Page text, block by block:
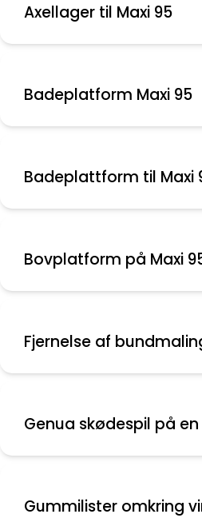
Axellager til Maxi 95
Badeplatform Maxi 95
Badeplattform til Maxi
Bovplatform på Maxi
Fjernelse af
Genua skødespil på en
Gummilister omkring